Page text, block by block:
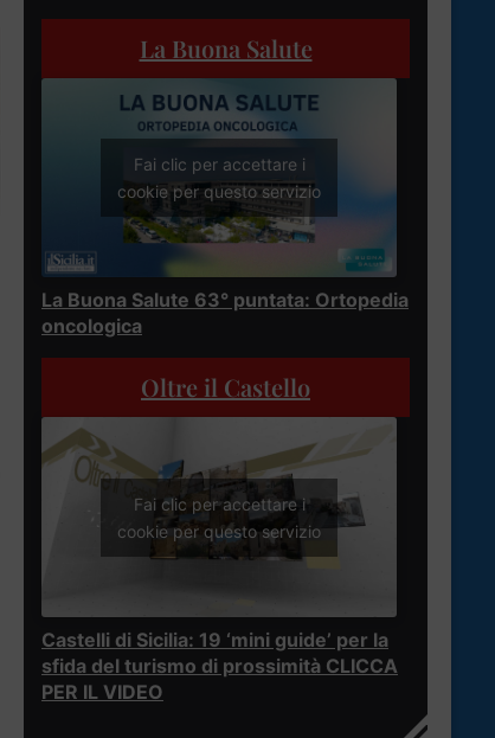
La Buona Salute
Fai clic per accettare i
cookie per questo servizio
La Buona Salute 63° puntata: Ortopedia
oncologica
Oltre il Castello
Fai clic per accettare i
cookie per questo servizio
Castelli di Sicilia: 19 ‘mini guide’ per la
sfida del turismo di prossimità CLICCA
PER IL VIDEO